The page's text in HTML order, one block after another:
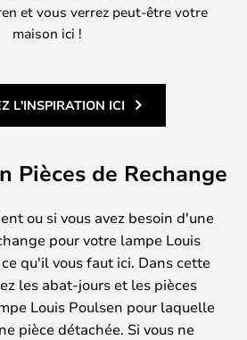
et vous verrez peut-être votre
maison ici !
L'INSPIRATION ICI
Pièces de Rechange
ou si vous avez besoin d'une
pour votre lampe Louis
qu'il vous faut ici. Dans cette
les abat-jours et les pièces
Louis Poulsen pour laquelle
pièce détachée. Si vous ne